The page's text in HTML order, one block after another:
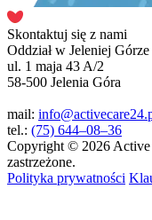
Skontaktuj się z nami
Oddział w Jeleniej Górze
ul. 1 maja 43 A/2
58-500 Jelenia Góra
mail:
tel.: (75) 644–08–36
Copyright © 2026 Active
zastrzeżone.
Polityka prywatności